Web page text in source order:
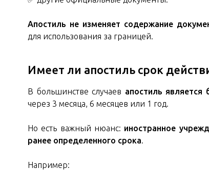
Апостиль не изменяет содержание
для использования за границей.
Имеет ли апостиль срок
В большинстве случаев апостиль является
через 3 месяца, 6 месяцев или 1 год.
Но есть важный нюанс: иностранное
ранее определенного срока.
Например: